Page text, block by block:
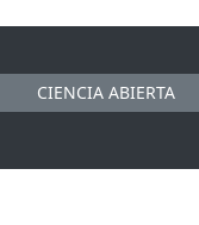
CIENCIA ABIERTA